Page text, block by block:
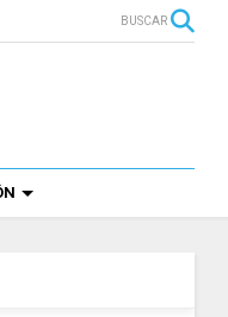
BUSCAR